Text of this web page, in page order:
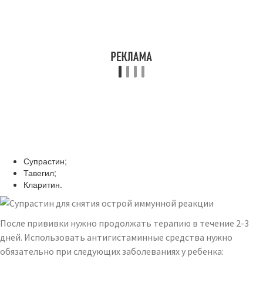
Супрастин;
Тавегил;
Кларитин.
После прививки нужно продолжать терапию в течение 2-3
дней. Использовать антигистаминные средства нужно
обязательно при следующих заболеваниях у ребенка: